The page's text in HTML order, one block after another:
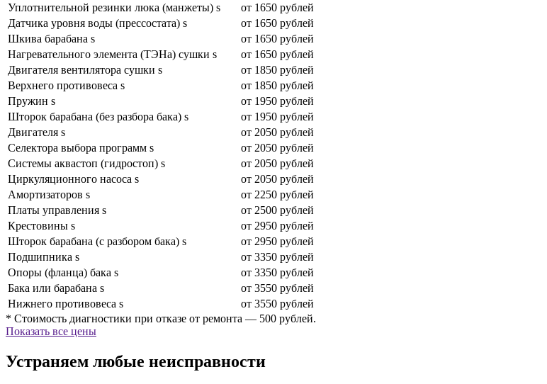
Уплотнительной резинки люка (манжеты) s
от 1650 рублей
Датчика уровня воды (прессостата) s
от 1650 рублей
Шкива барабана s
от 1650 рублей
Нагревательного элемента (ТЭНа) сушки s
от 1650 рублей
Двигателя вентилятора сушки s
от 1850 рублей
Верхнего противовеса s
от 1850 рублей
Пружин s
от 1950 рублей
Шторок барабана (без разбора бака) s
от 1950 рублей
Двигателя s
от 2050 рублей
Селектора выбора программ s
от 2050 рублей
Системы аквастоп (гидростоп) s
от 2050 рублей
Циркуляционного насоса s
от 2050 рублей
Амортизаторов s
от 2250 рублей
Платы управления s
от 2500 рублей
Крестовины s
от 2950 рублей
Шторок барабана (с разбором бака) s
от 2950 рублей
Подшипника s
от 3350 рублей
Опоры (фланца) бака s
от 3350 рублей
Бака или барабана s
от 3550 рублей
Нижнего противовеса s
от 3550 рублей
* Стоимость диагностики при отказе от ремонта — 500 рублей.
Показать все цены
Устраняем любые неисправности